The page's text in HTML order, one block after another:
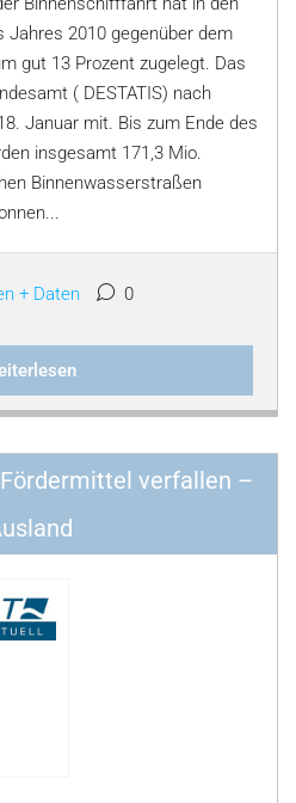
Jahres 2010 gegenüber dem
gut 13 Prozent zugelegt. Das
( DESTATIS) nach
Januar mit. Bis zum Ende des
insgesamt 171,3 Mio.
Binnenwasserstraßen
+ Daten 0
verfallen –